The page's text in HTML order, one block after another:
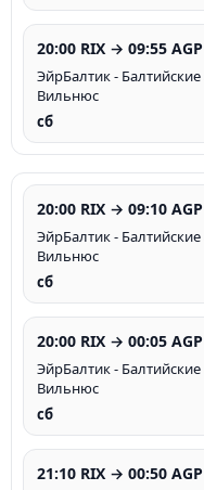
20:00 RIX → 09:55 AGP
ЭйрБалтик -
Вильнюс
сб
20:00 RIX → 09:10 AGP
ЭйрБалтик -
Вильнюс
сб
20:00 RIX → 00:05 AGP
ЭйрБалтик -
Вильнюс
сб
21:10 RIX → 00:50 AGP